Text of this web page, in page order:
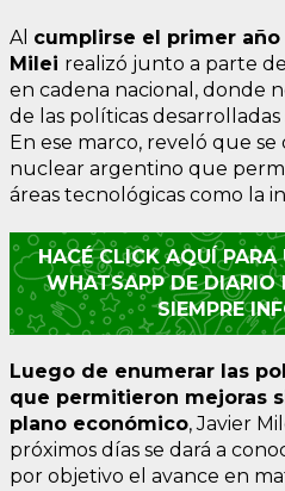
Al cumplirse el primer
Milei realizó junto a parte
en cadena nacional, donde
de las políticas
En ese marco, reveló que
nuclear argentino que
áreas tecnológicas como la
HACÉ CLICK AQUÍ
WHATSAPP DE DIARIO
SIEMPRE
Luego de enumerar las
que permitieron mejoras
plano económico, Javier
próximos días se dará a
por objetivo el avance en